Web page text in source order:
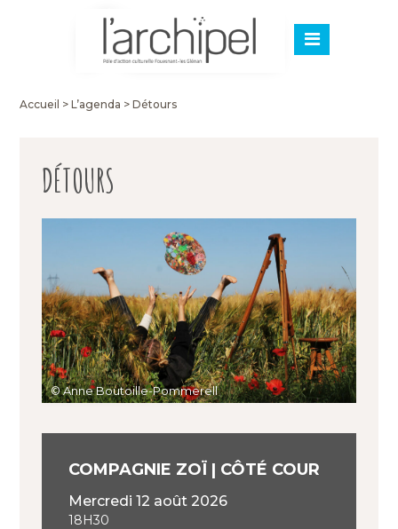
Accueil >L’agenda >Détours
DÉTOURS
© Anne Boutoille-Pommerell
COMPAGNIE ZOÏ | CÔTÉ COUR
mercredi 12 août 2026
18H30